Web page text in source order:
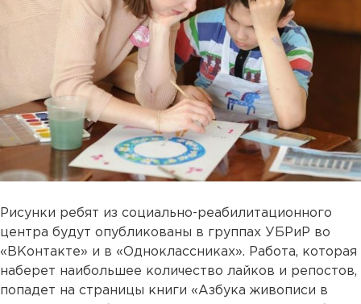
Рисунки ребят из социально-реабилитационного
центра будут опубликованы в группах УБРиР во
«ВКонтакте» и в «Одноклассниках». Работа, которая
наберет наибольшее количество лайков и репостов,
попадет на страницы книги «Азбука живописи в